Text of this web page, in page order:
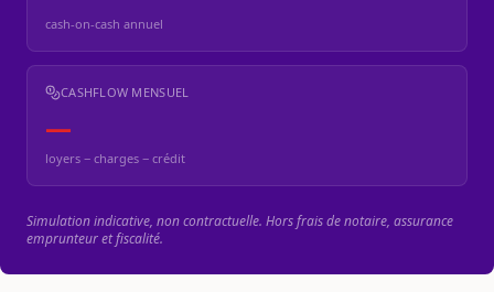
cash-on-cash annuel
CASHFLOW MENSUEL
—
loyers − charges − crédit
Simulation indicative, non contractuelle. Hors frais de notaire, assurance
emprunteur et fiscalité.